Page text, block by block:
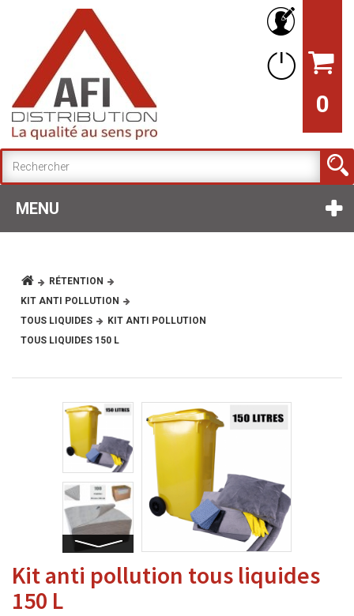
0
MENU
RÉTENTION
KIT ANTI POLLUTION
TOUS LIQUIDES
KIT ANTI POLLUTION
TOUS LIQUIDES 150 L
Kit anti pollution tous liquides
150 L